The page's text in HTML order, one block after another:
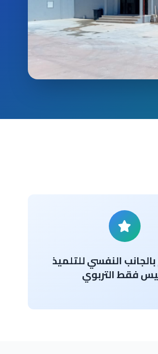
النفسي للتلميذ
فقط التربوي